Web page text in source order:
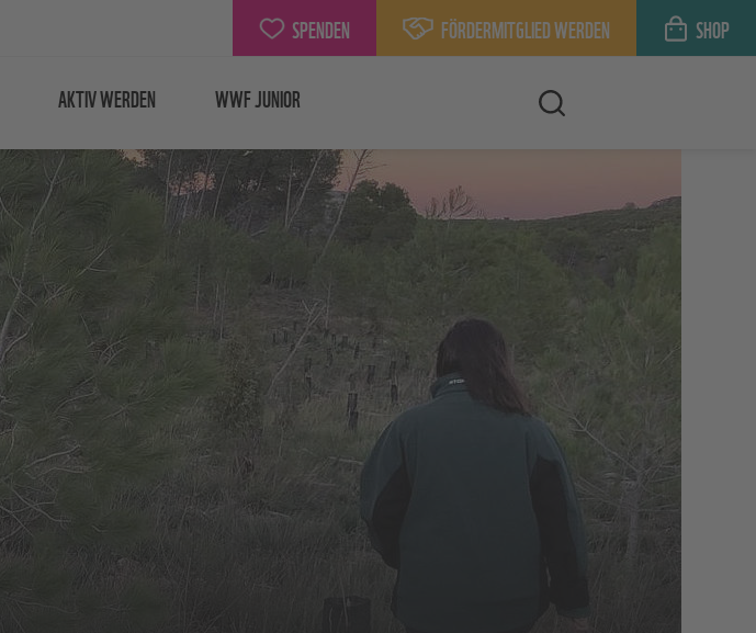
SPENDEN FÖRDERMITGLIED WERDEN SHOP
AKTIV WERDEN WWF JUNIOR